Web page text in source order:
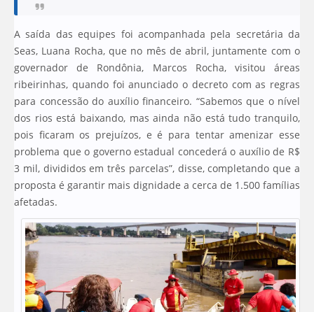
A saída das equipes foi acompanhada pela secretária da
Seas, Luana Rocha, que no mês de abril, juntamente com o
governador de Rondônia, Marcos Rocha, visitou áreas
ribeirinhas, quando foi anunciado o decreto com as regras
para concessão do auxílio financeiro. “Sabemos que o nível
dos rios está baixando, mas ainda não está tudo tranquilo,
pois ficaram os prejuízos, e é para tentar amenizar esse
problema que o governo estadual concederá o auxílio de R$
3 mil, divididos em três parcelas”, disse, completando que a
proposta é garantir mais dignidade a cerca de 1.500 famílias
afetadas.